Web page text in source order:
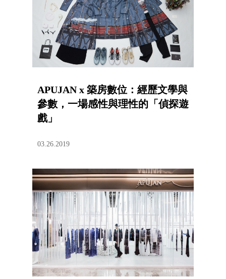
APUJAN x 築房數位：經歷文學與
參數，一場感性與理性的「偵探遊
戲」
03.26.2019